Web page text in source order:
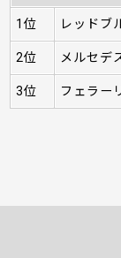
1位 レッドブ
2位 メルセデ
3位 フェラー